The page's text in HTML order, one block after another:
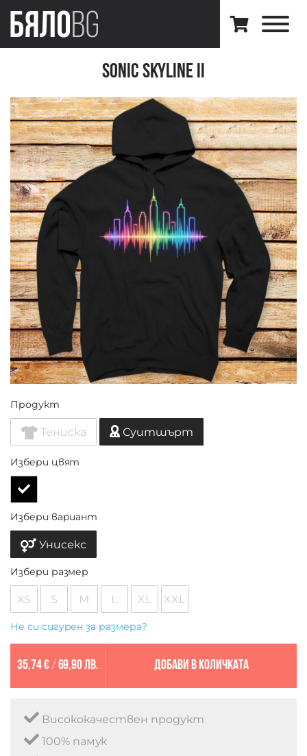
Sonic Skyline II
Продукт
Тениска Суитшърт
Избери цвят
Избери вариант
Унисекс
Избери размер
XS S M L XL XXL
Не си сигурен за размера?
35,74 €/ 69,90 лв. Добави в количката
Висококачествен продукт
100% памук